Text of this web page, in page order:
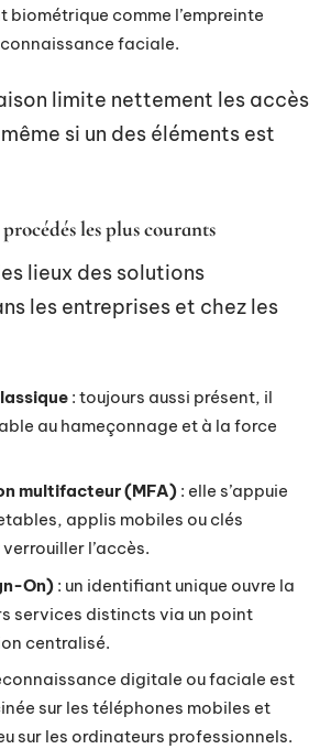
biométrique comme l’empreinte
faciale.
limite nettement les accès
si un des éléments est
les plus courants
lieux des solutions
les entreprises et chez les
: toujours aussi présent, il
au hameçonnage et à la force
multifacteur (MFA) : elle s’appuie
applis mobiles ou clés
l’accès.
On) : un identifiant unique ouvre la
services distincts via un point
centralisé.
digitale ou faciale est
sur les téléphones mobiles et
sur les ordinateurs professionnels.